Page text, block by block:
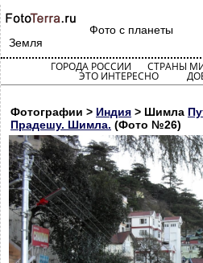
Фото с планеты
Земля
ГОРОДА РОССИИ СТРАНЫ
ЭТО ИНТЕРЕСНО
Фотографии > Индия > Шимла
Прадешу. Шимла. (Фото №26)